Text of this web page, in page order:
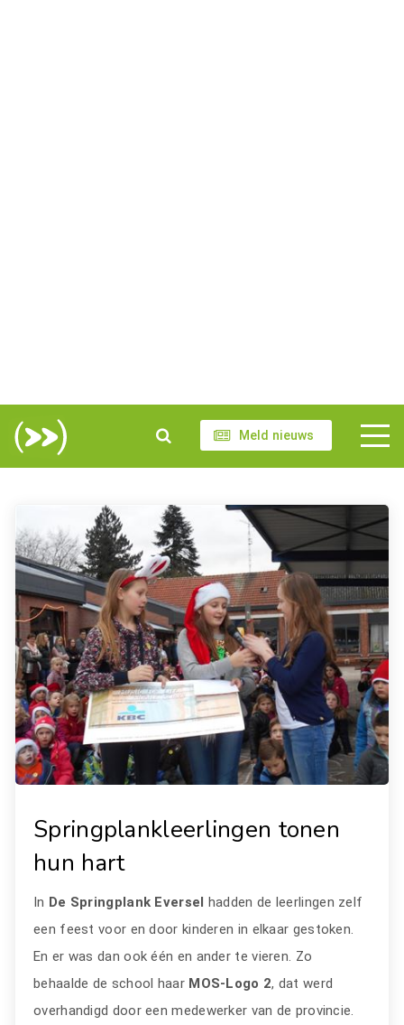
Meld nieuws
Springplankleerlingen tonen
hun hart
In De Springplank Eversel hadden de leerlingen zelf
een feest voor en door kinderen in elkaar gestoken.
En er was dan ook één en ander te vieren. Zo
behaalde de school haar MOS-Logo 2, dat werd
overhandigd door een medewerker van de provincie.